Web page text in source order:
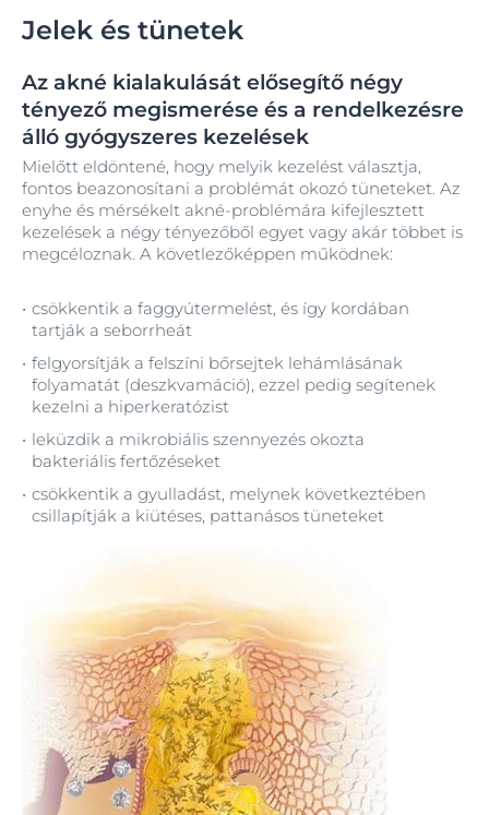
Jelek és tünetek
Az akné kialakulását elősegítő négy
tényező megismerése és a rendelkezésre
álló gyógyszeres kezelések
Mielőtt eldöntené, hogy melyik kezelést választja,
fontos beazonosítani a problémát okozó tüneteket. Az
enyhe és mérsékelt akné-problémára kifejlesztett
kezelések a négy tényezőből egyet vagy akár többet is
megcéloznak. A követlezőképpen működnek:
csökkentik a faggyútermelést, és így kordában
tartják a seborrheát
felgyorsítják a felszíni bőrsejtek lehámlásának
folyamatát (deszkvamáció), ezzel pedig segítenek
kezelni a hiperkeratózist
leküzdik a mikrobiális szennyezés okozta
bakteriális fertőzéseket
csökkentik a gyulladást, melynek következtében
csillapítják a kiütéses, pattanásos tüneteket